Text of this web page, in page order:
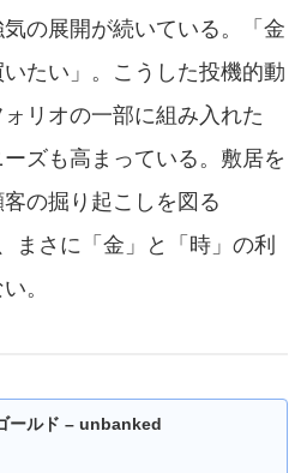
の展開が続いている。「金
たい」。こうした投機的動
リオの一部に組み入れた
ズも高まっている。敷居を
の掘り起こしを図る
まさに「金」と「時」の利
。
ールド – unbanked